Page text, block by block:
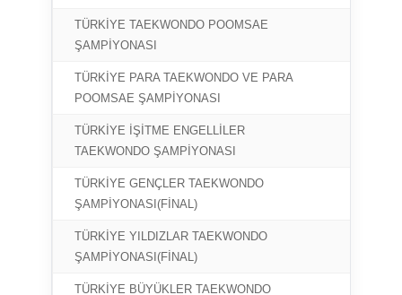
TÜRKİYE TAEKWONDO POOMSAE
ŞAMPİYONASI
TÜRKİYE PARA TAEKWONDO VE PARA
POOMSAE ŞAMPİYONASI
TÜRKİYE İŞİTME ENGELLİLER
TAEKWONDO ŞAMPİYONASI
TÜRKİYE GENÇLER TAEKWONDO
ŞAMPİYONASI(FİNAL)
TÜRKİYE YILDIZLAR TAEKWONDO
ŞAMPİYONASI(FİNAL)
TÜRKİYE BÜYÜKLER TAEKWONDO